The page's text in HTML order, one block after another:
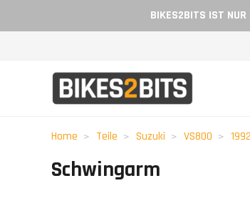
BIKES2BITS IST NUR
Home Teile Suzuki VS800
Schwingarm